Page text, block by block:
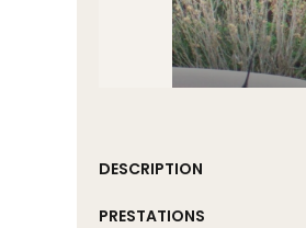
DESCRIPTION
PRESTATIONS